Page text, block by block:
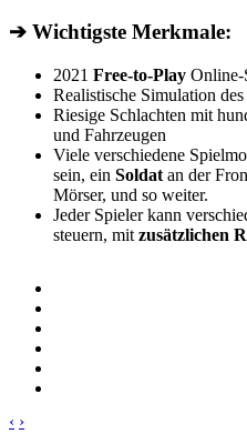
➔ Wichtigste Merkmale:
2021 Free-to-Play Online-
Realistische Simulation
Riesige Schlachten mit
und Fahrzeugen
Viele verschiedene
sein, ein Soldat an der
Mörser, und so weiter.
Jeder Spieler kann
steuern, mit zusätzlichen
‹ ›